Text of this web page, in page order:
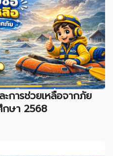
การช่วยเหลือจากภัย
ษา 2568